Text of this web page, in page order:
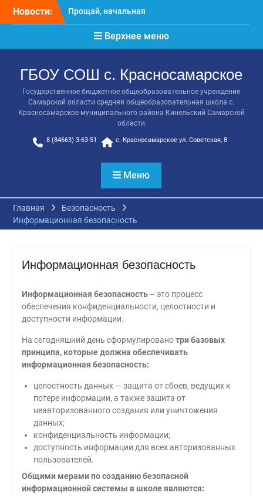
Новости:
школа!
Расписание консультаций
выпускников 9 класса
Класс года
Онлайн-урок от Академии
ТОП «Ребёнок не прошёл
на бюджет. Как получить
господдержку и
сохранить семейный
Верхнее меню
ГБОУ СОШ с. Красносамарское
Государственное бюджетное общеобразовательное учреждение
Самарской области средняя общеобразовательная школа с.
Красносамарское муниципального района Кинельский Самарской
области
8 (84663) 3-63-51 с. Красносамарское ул. Советская, 8
Меню
Главная
Безопасность
Информационная безопасность
Информационная безопасность
Информационная безопасность– это процесс
обеспечения конфиденциальности, целостности и
доступности информации.
На сегодняшний день сформулированотри базовых
принципа, которые должна обеспечивать
информационная безопасность:
целостность данных — защита от сбоев, ведущих к
потере информации, а также зашита от
неавторизованного создания или уничтожения
данных;
конфиденциальность информации;
доступность информации для всех авторизованных
пользователей.
Общими мерами по созданию безопасной
информационной системы в школе являются: